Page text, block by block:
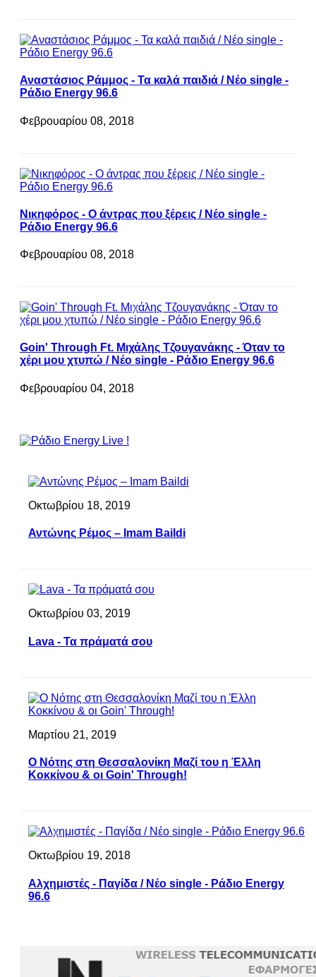
Αναστάσιος Ράμμος - Τα καλά παιδιά / Νέο single -
Ράδιο Energy 96.6
Φεβρουαρίου 08, 2018
Νικηφόρος - Ο άντρας που ξέρεις / Νέο single -
Ράδιο Energy 96.6
Φεβρουαρίου 08, 2018
Goin' Through Ft. Μιχάλης Τζουγανάκης - Όταν το
χέρι μου χτυπώ / Νέο single - Ράδιο Energy 96.6
Φεβρουαρίου 04, 2018
Οκτωβρίου 18, 2019
Αντώνης Ρέμος – Imam Baildi
Οκτωβρίου 03, 2019
Lava - Τα πράματά σου
Μαρτίου 21, 2019
Ο Νότης στη Θεσσαλονίκη Μαζί του η Έλλη
Κοκκίνου & οι Goin' Through!
Οκτωβρίου 19, 2018
Αλχημιστές - Παγίδα / Νέο single - Ράδιο Energy
96.6